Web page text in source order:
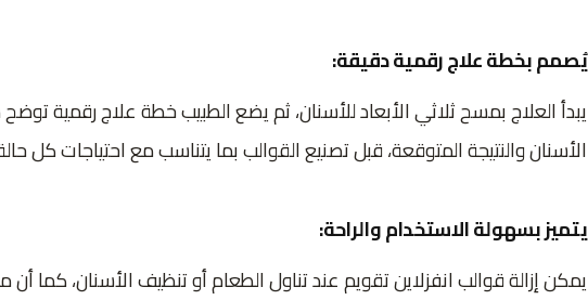
يُصمم بخطة علاج رقمية دقيقة:
يبدأ العلاج بمسح ثلاثي الأبعاد للأسنان، ثم يضع الطبيب خطة علاج رقمية
الأسنان والنتيجة المتوقعة، قبل تصنيع القوالب بما يتناسب مع احتياجات كل
يتميز بسهولة الاستخدام والراحة:
يمكن إزالة قوالب انفزلاين تقويم عند تناول الطعام أو تنظيف الأسنان، كما أن